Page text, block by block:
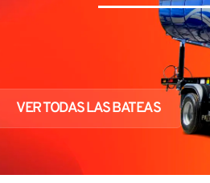
VER TODAS LAS BATEAS